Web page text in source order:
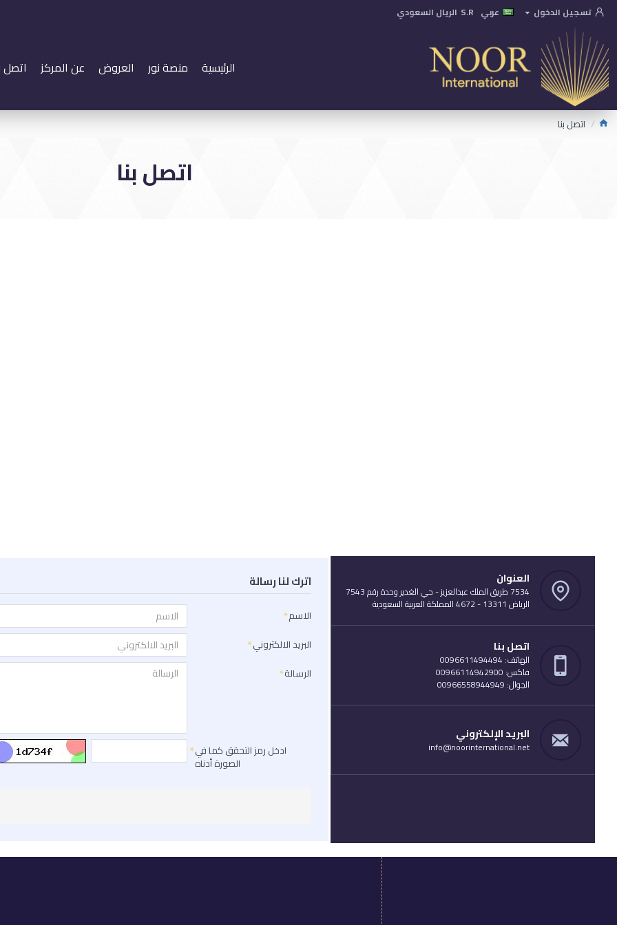
تسجيل الدخول عربي S.R الريال السعودي
الرئيسية منصة نور العروض عن المركز اتصل
اتصل بنا
اتصل بنا
العنوان
7534 طريق الملك عبدالعزيز - حي الغدير وحدة رقم 7543
الرياض 13311 - 4672 المملكة العربية السعودية
اتصل بنا
الهاتف: 0096611494494
فاكس: 00966114942900
الجوال: 00966558944949
البريد الإلكتروني
info@noorinternational.net
اترك لنا رسالة
الاسم
البريد الالكتروني
الرسالة
ادخل رمز التحقق كما في
الصورة أدناه